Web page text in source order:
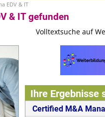
EDV & IT
& IT gefunden
Volltextsuche auf
Ihre Ergebnisse
Certified M&A